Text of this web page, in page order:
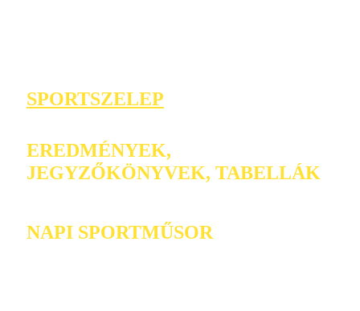
SPORTSZELEP
EREDMÉNYEK,
JEGYZŐKÖNYVEK, TABELLÁK
NAPI SPORTMŰSOR